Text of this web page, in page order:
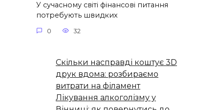
У сучасному світі фінансові питання
потребують швидких
0 32
Скільки насправді коштує 3D
друк вдома: розбираємо
витрати на філамент
Лікування алкоголізму у